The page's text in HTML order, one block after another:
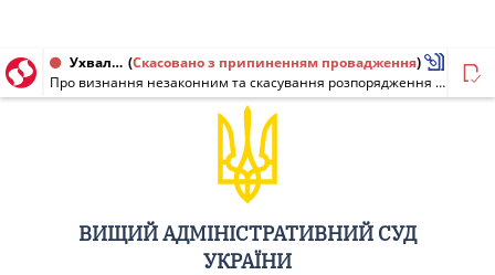
Ухвала від 25.06.2015 № К/800/63812/13, К/800/5573/14 (Скасовано з припиненням провадження)
Про визнання незаконним та скасування розпорядження щодо надання у власність земельної ділянки
ВИЩИЙ АДМІНІСТРАТИВНИЙ СУД
УКРАЇНИ